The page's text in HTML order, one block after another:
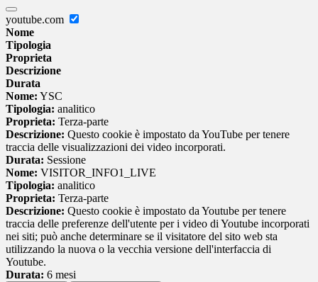
youtube.com
Nome
Tipologia
Proprieta
Descrizione
Durata
Nome: YSC
Tipologia: analitico
Proprieta: Terza-parte
Descrizione: Questo cookie è impostato da YouTube per tenere
traccia delle visualizzazioni dei video incorporati.
Durata: Sessione
Nome: VISITOR_INFO1_LIVE
Tipologia: analitico
Proprieta: Terza-parte
Descrizione: Questo cookie è impostato da Youtube per tenere
traccia delle preferenze dell'utente per i video di Youtube incorporati
nei siti; può anche determinare se il visitatore del sito web sta
utilizzando la nuova o la vecchia versione dell'interfaccia di
Youtube.
Durata: 6 mesi